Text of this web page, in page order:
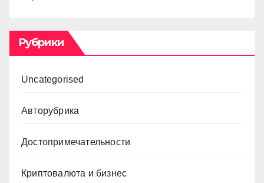
Рубрики
Uncategorised
Авторубрика
Достопримечательности
Криптовалюта и бизнес